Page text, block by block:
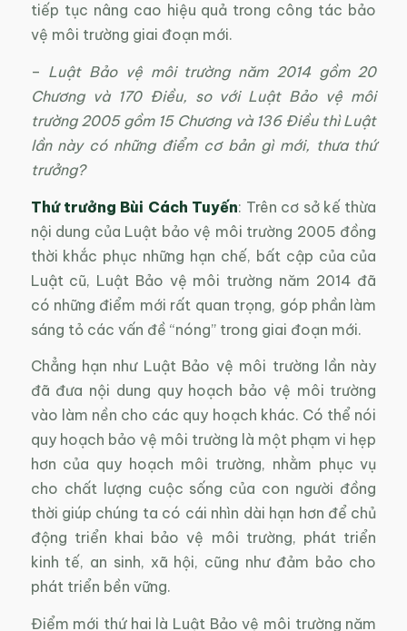
tiếp tục nâng cao hiệu quả trong công tác bảo
vệ môi trường giai đoạn mới.
– Luật Bảo vệ môi trường năm 2014 gồm 20
Chương và 170 Điều, so với Luật Bảo vệ môi
trường 2005 gồm 15 Chương và 136 Điều thì Luật
lần này có những điểm cơ bản gì mới, thưa thứ
trưởng?
Thứ trưởng Bùi Cách Tuyến: Trên cơ sở kế thừa
nội dung của Luật bảo vệ môi trường 2005 đồng
thời khắc phục những hạn chế, bất cập của của
Luật cũ, Luật Bảo vệ môi trường năm 2014 đã
có những điểm mới rất quan trọng, góp phần làm
sáng tỏ các vấn đề “nóng” trong giai đoạn mới.
Chẳng hạn như Luật Bảo vệ môi trường lần này
đã đưa nội dung quy hoạch bảo vệ môi trường
vào làm nền cho các quy hoạch khác. Có thể nói
quy hoạch bảo vệ môi trường là một phạm vi hẹp
hơn của quy hoạch môi trường, nhằm phục vụ
cho chất lượng cuộc sống của con người đồng
thời giúp chúng ta có cái nhìn dài hạn hơn để chủ
động triển khai bảo vệ môi trường, phát triển
kinh tế, an sinh, xã hội, cũng như đảm bảo cho
phát triển bền vững.
Điểm mới thứ hai là Luật Bảo vệ môi trường năm